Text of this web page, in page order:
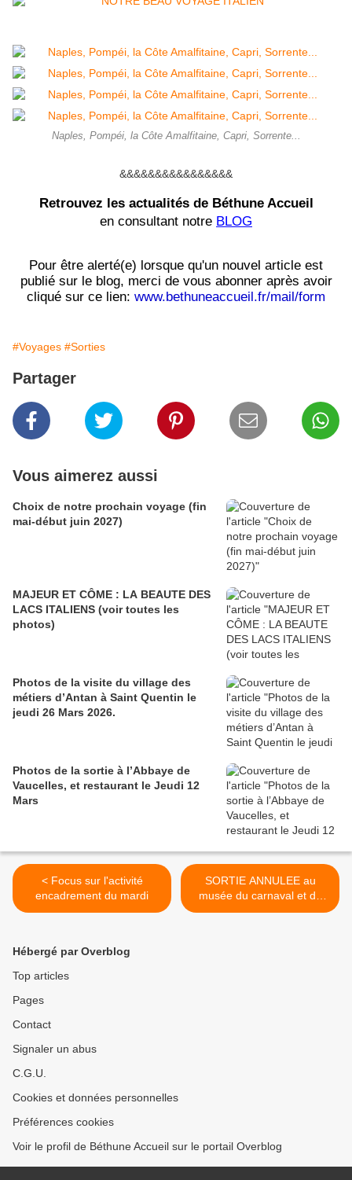
Naples, Pompéi, la Côte Amalfitaine, Capri, Sorrente...
&&&&&&&&&&&&&&&&
Retrouvez les actualités de Béthune Accueil
en consultant notre BLOG
Pour être alerté(e) lorsque qu'un nouvel article est
publié sur le blog, merci de vous abonner après avoir
cliqué sur ce lien: www.bethuneaccueil.fr/mail/form
#Voyages #Sorties
Partager
Vous aimerez aussi
Choix de notre prochain voyage (fin
mai-début juin 2027)
MAJEUR ET CÔME : LA BEAUTE DES
LACS ITALIENS (voir toutes les
photos)
Photos de la visite du village des
métiers d’Antan à Saint Quentin le
jeudi 26 Mars 2026.
Photos de la sortie à l’Abbaye de
Vaucelles, et restaurant le Jeudi 12
Mars
< Focus sur l'activité
encadrement du mardi
SORTIE ANNULEE au
musée du carnaval et du
masque à BINCHE >
Hébergé par Overblog
Top articles
Pages
Contact
Signaler un abus
C.G.U.
Cookies et données personnelles
Préférences cookies
Voir le profil de Béthune Accueil sur le portail Overblog